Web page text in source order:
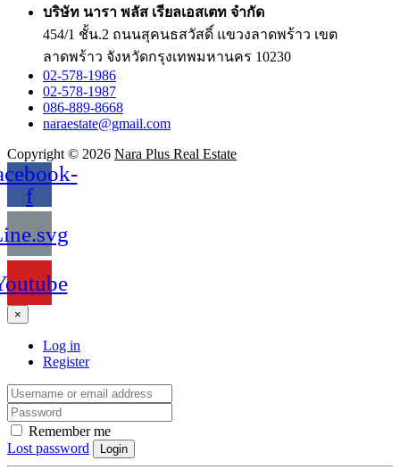
บริษัท นารา พลัส เรียลเอสเตท จำกัด
454/1 ชั้น.2 ถนนสุคนธสวัสดิ์ แขวงลาดพร้าว เขต
ลาดพร้าว จังหวัดกรุงเทพมหานคร 10230
02-578-1986
02-578-1987
086-889-8668
naraestate@gmail.com
Copyright © 2026 Nara Plus Real Estate
f
×
Log in
Register
Remember me
Lost password
Login